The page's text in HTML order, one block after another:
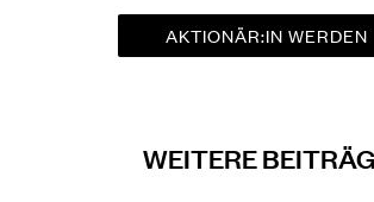
AKTIONÄR:IN WERDEN
WEITERE